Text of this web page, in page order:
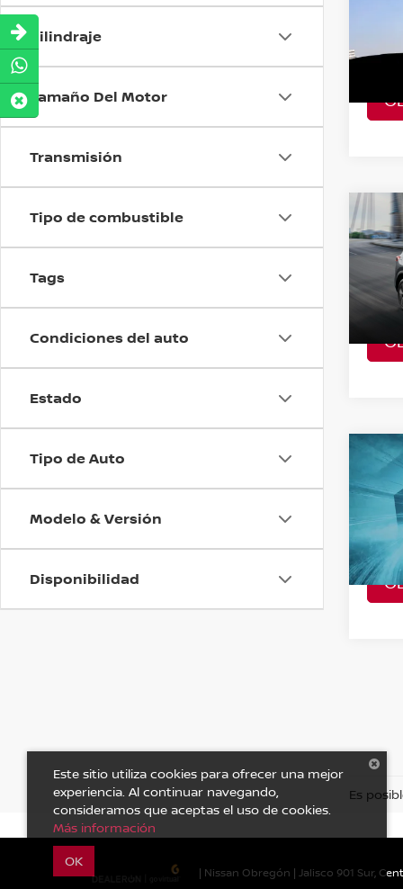
Cilindraje
Tamaño Del Motor
Transmisión
Tipo de combustible
Tags
Condiciones del auto
Estado
Tipo de Auto
Modelo & Versión
Disponibilidad A
Es
| Nissan Obregón | Jalisco 901 Sur,
Este sitio utiliza cookies para ofrecer una mejor
experiencia. Al continuar navegando,
consideramos que aceptas el uso de cookies.
Más información
OK